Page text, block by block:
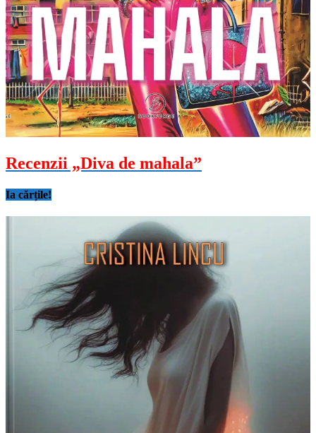
Recenzii „Diva de mahala”
Ia cărțile!